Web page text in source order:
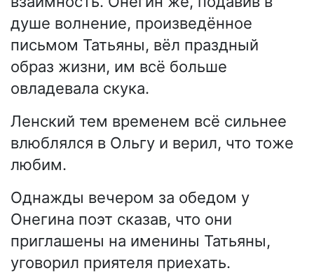
душе волнение, произведённое
письмом Татьяны, вёл праздный
образ жизни, им всё больше
овладевала скука.
Ленский тем временем всё сильнее
влюблялся в Ольгу и верил, что тоже
любим.
Однажды вечером за обедом у
Онегина поэт сказав, что они
приглашены на именины Татьяны,
уговорил приятеля приехать.